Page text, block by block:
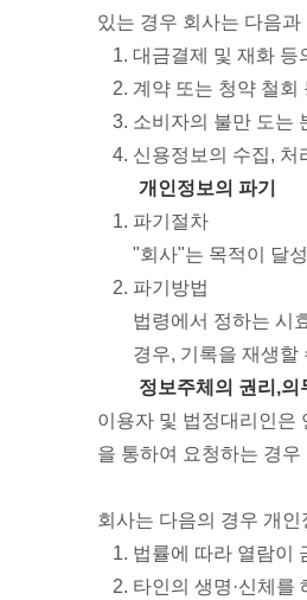
있는 경우 회사는 다음
대금결제 및 재화 등
계약 또는 청약 철회
소비자의 불만 도는
신용정보의 수집, 처
개인정보의 파기
파기절차
"회사"는 목적이 달
파기방법
법령에서 정하는 시
경우, 기록을 재생할
정보주체의 권리,의
이용자 및 법정대리인은
을 통하여 요청하는 경
회사는 다음의 경우 개
법률에 따라 열람이
타인의 생명·신체를